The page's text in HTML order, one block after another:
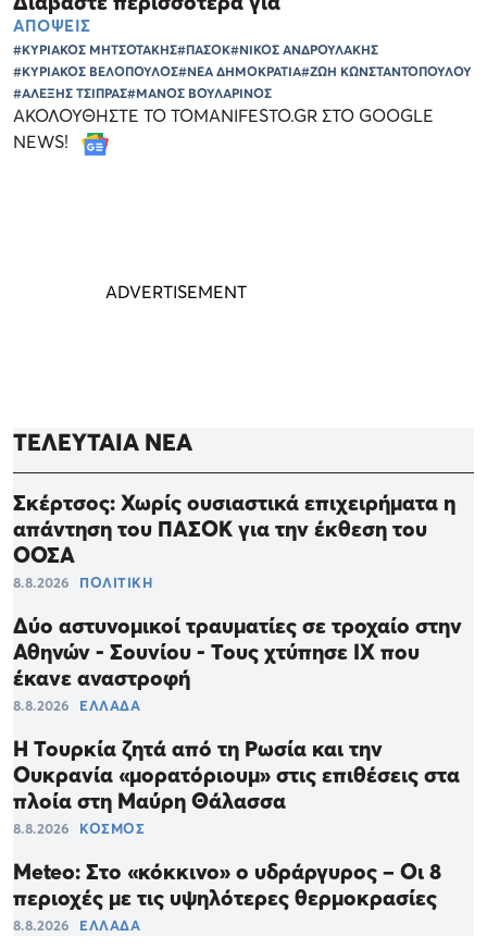
ΑΠΟΨΕΙΣ
#ΚΥΡΙΑΚΟΣ ΜΗΤΣΟΤΑΚΗΣ#ΠΑΣΟΚ#ΝΙΚΟΣ ΑΝΔΡΟΥΛΑΚΗΣ
#ΚΥΡΙΑΚΟΣ ΒΕΛΟΠΟΥΛΟΣ#ΝΕΑ ΔΗΜΟΚΡΑΤΙΑ#ΖΩΗ ΚΩΝΣΤΑΝΤΟΠΟΥΛΟΥ
#ΑΛΕΞΗΣ ΤΣΙΠΡΑΣ#ΜΑΝΟΣ ΒΟΥΛΑΡΙΝΟΣ
ΑΚΟΛΟΥΘΗΣΤΕ ΤΟ TOMANIFESTO.GR ΣΤΟ GOOGLE
NEWS!
ΤΕΛΕΥΤΑΙΑ ΝΕΑ
Σκέρτσος: Χωρίς ουσιαστικά επιχειρήματα η
απάντηση του ΠΑΣΟΚ για την έκθεση του
ΟΟΣΑ
8.8.2026 ΠΟΛΙΤΙΚΗ
Δύο αστυνομικοί τραυματίες σε τροχαίο στην
Αθηνών - Σουνίου - Τους χτύπησε ΙΧ που
έκανε αναστροφή
8.8.2026 ΕΛΛΑΔΑ
Η Τουρκία ζητά από τη Ρωσία και την
Ουκρανία «μορατόριουμ» στις επιθέσεις στα
πλοία στη Μαύρη Θάλασσα
8.8.2026 ΚΟΣΜΟΣ
Meteo: Στο «κόκκινο» ο υδράργυρος – Οι 8
περιοχές με τις υψηλότερες θερμοκρασίες
8.8.2026 ΕΛΛΑΔΑ